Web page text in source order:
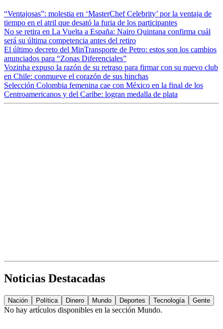
“Ventajosas”: molestia en ‘MasterChef Celebrity’ por la ventaja de
tiempo en el atril que desató la furia de los participantes
No se retira en La Vuelta a España: Nairo Quintana confirma cuál
será su última competencia antes del retiro
El último decreto del MinTransporte de Petro: estos son los cambios
anunciados para “Zonas Diferenciales”
Vozinha expuso la razón de su retraso para firmar con su nuevo club
en Chile: conmueve el corazón de sus hinchas
Selección Colombia femenina cae con México en la final de los
Centroamericanos y del Caribe: logran medalla de plata
Noticias Destacadas
Nación Política Dinero Mundo Deportes Tecnología Gente
No hay artículos disponibles en la sección Mundo.